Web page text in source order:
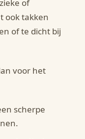
of
ook takken
of te dicht bij
voor het
scherpe